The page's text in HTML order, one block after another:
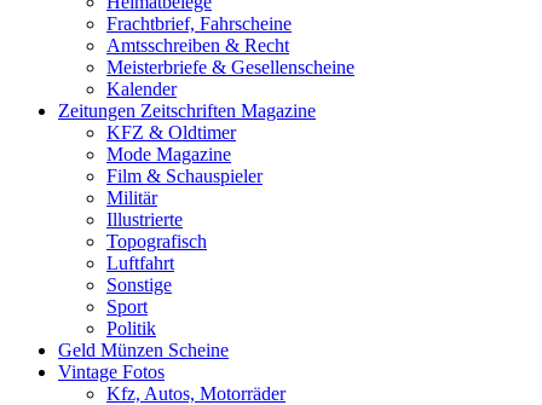
Frachtbrief, Fahrscheine
Amtsschreiben & Recht
Meisterbriefe & Gesellenscheine
Kalender
Zeitungen Zeitschriften Magazine
KFZ & Oldtimer
Mode Magazine
Film & Schauspieler
Militär
Illustrierte
Topografisch
Luftfahrt
Sonstige
Sport
Politik
Geld Münzen Scheine
Vintage Fotos
Kfz, Autos, Motorräder